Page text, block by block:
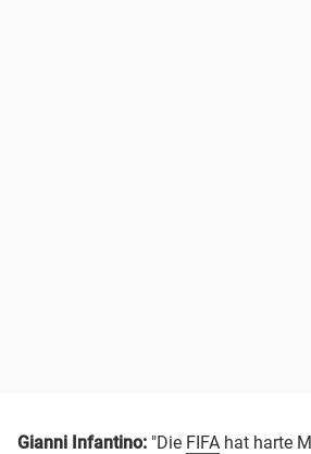
Gianni Infantino: "Die FIFA hat harte